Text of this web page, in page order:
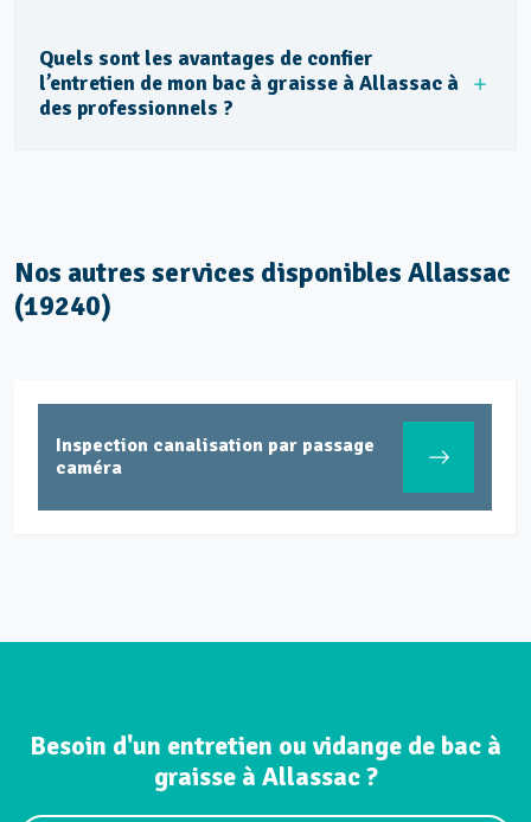
Quels sont les avantages de confier
l’entretien de mon bac à graisse à Allassac à
des professionnels ?
Nos autres services disponibles Allassac
(19240)
Inspection canalisation par passage
caméra
Besoin d'un entretien ou vidange de bac à
graisse à Allassac ?